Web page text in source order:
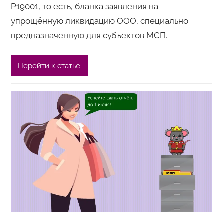
Р19001, то есть, бланка заявления на
упрощённую ликвидацию ООО, специально
предназначенную для субъектов МСП.
Перейти к статье